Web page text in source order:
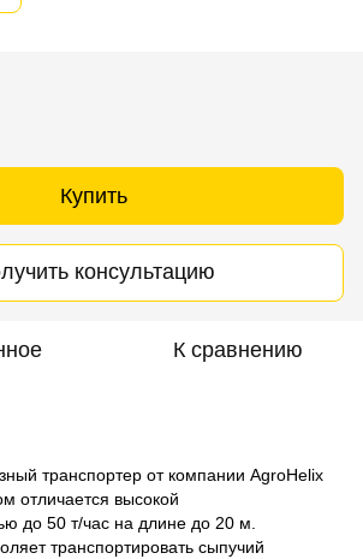
Купить
консультацию
К сравнению
транспортер от компании AgroHelix
отличается высокой
до 50 т/час на длине до 20 м.
транспортировать сыпучий